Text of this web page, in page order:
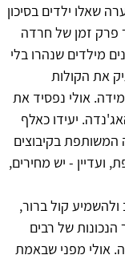
שאלו ילדים בסיכון
פרק זמן של חרדה
מילדים שנהרו בלי
את הקולות
אולי נפסיד את
יעידו כאלף
בקיבוצים
ועדיין - יש מחירים,
קול ברור,
של רבים
אולי מפני שבאמת